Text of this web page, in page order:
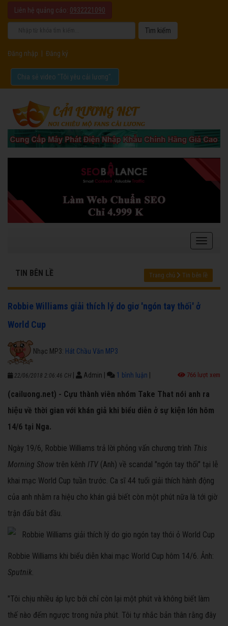
Liên hệ quảng cáo: 0932221090
Đăng nhập Đăng ký
Chia sẻ video "Tôi yêu cải lương".
TIN BÊN LỀ Trang chủ Tin bên lề
Robbie Williams giải thích lý do giơ 'ngón tay thối' ở
World Cup
Nhạc MP3: Hát Chầu Văn MP3
22/06/2018 2:06:46 CH Admin 1 bình luận 766 lượt xem
(cailuong.net) - Cựu thành viên nhóm Take That nói anh ra
hiệu về thời gian với khán giả khi biểu diễn ở sự kiện lớn hôm
14/6 tại Nga.
Ngày 19/6, Robbie Williams trả lời phỏng vấn chương trình This
Morning Show trên kênh ITV (Anh) về scandal "ngón tay thối" tại lễ
khai mạc World Cup tuần trước. Ca sĩ 44 tuổi giải thích hành động
của anh nhằm ra hiệu cho khán giả biết còn một phút nữa là tới giờ
trận đấu bắt đầu.
Robbie Williams khi biểu diễn khai mạc World Cup hôm 14/6. Ảnh:
Sputnik.
"Tôi chịu nhiều áp lực bởi chỉ còn lại một phút và không biết làm
thế nào đếm ngược trong nửa phút. Tôi tự nhắc bản thân rằng đây